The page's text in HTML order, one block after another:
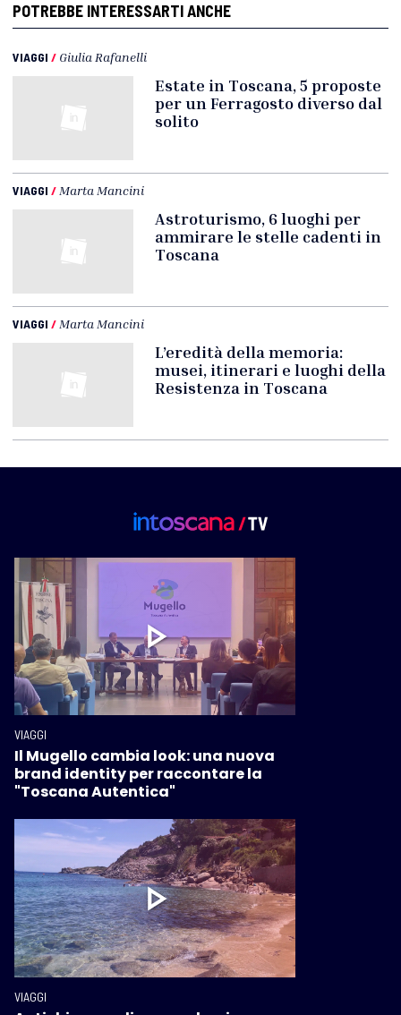
POTREBBE INTERESSARTI ANCHE
VIAGGI / Giulia Rafanelli
Estate in Toscana, 5 proposte
per un Ferragosto diverso dal
solito
VIAGGI / Marta Mancini
Astroturismo, 6 luoghi per
ammirare le stelle cadenti in
Toscana
VIAGGI / Marta Mancini
L’eredità della memoria:
musei, itinerari e luoghi della
Resistenza in Toscana
VIAGGI
Il Mugello cambia look: una nuova
brand identity per raccontare la
"Toscana Autentica"
VIAGGI